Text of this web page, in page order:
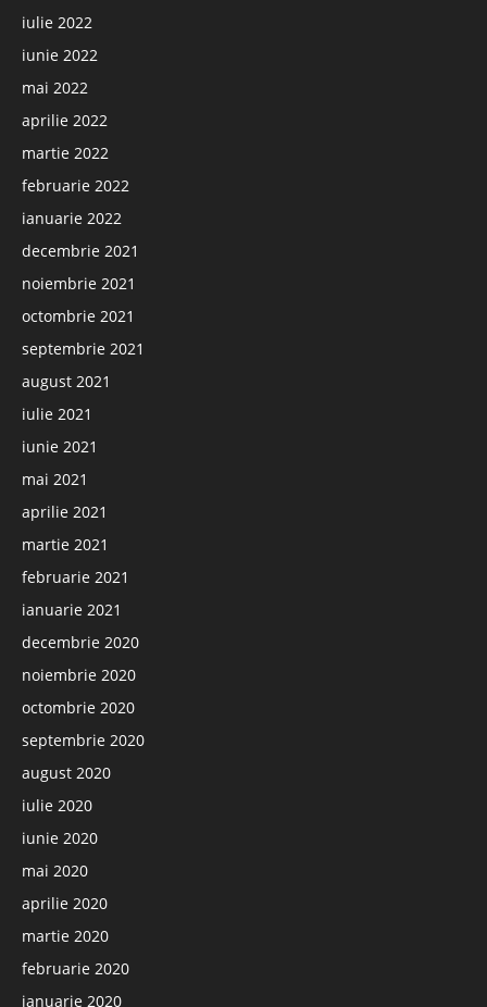
iulie 2022
iunie 2022
mai 2022
aprilie 2022
martie 2022
februarie 2022
ianuarie 2022
decembrie 2021
noiembrie 2021
octombrie 2021
septembrie 2021
august 2021
iulie 2021
iunie 2021
mai 2021
aprilie 2021
martie 2021
februarie 2021
ianuarie 2021
decembrie 2020
noiembrie 2020
octombrie 2020
septembrie 2020
august 2020
iulie 2020
iunie 2020
mai 2020
aprilie 2020
martie 2020
februarie 2020
ianuarie 2020